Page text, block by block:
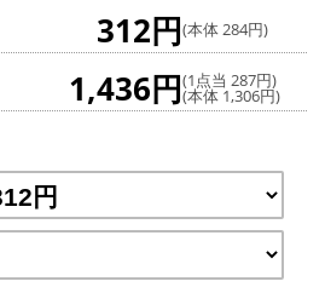
312円(本体 284円)
1,436円(1点当 287円)
(本体 1,306円)